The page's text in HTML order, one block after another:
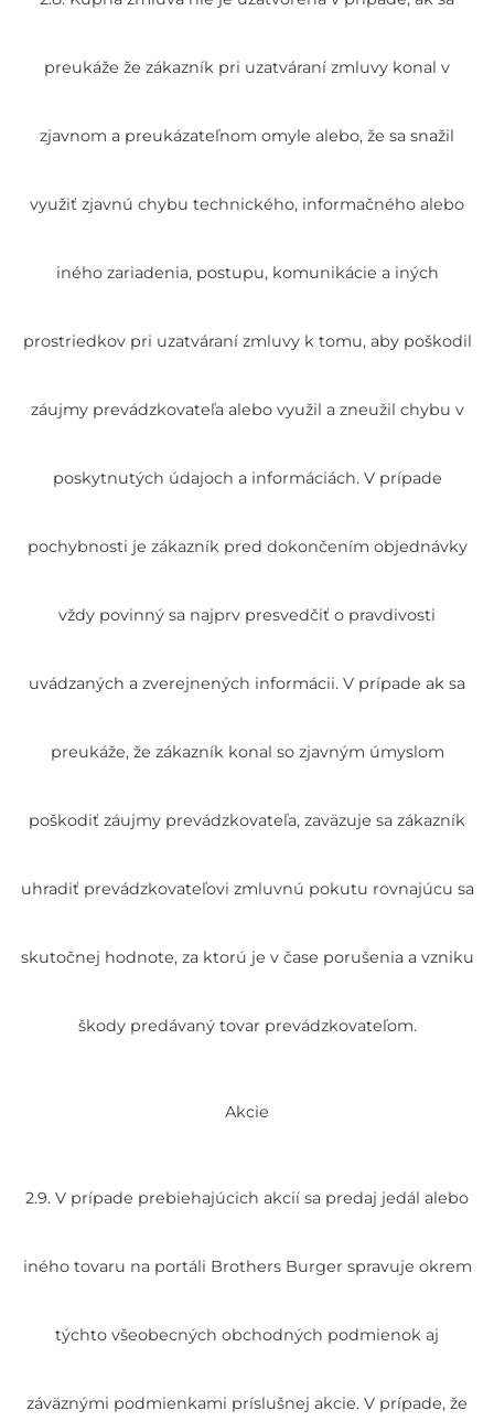
preukáže že zákazník pri uzatváraní zmluvy konal v
zjavnom a preukázateľnom omyle alebo, že sa snažil
využiť zjavnú chybu technického, informačného alebo
iného zariadenia, postupu, komunikácie a iných
prostriedkov pri uzatváraní zmluvy k tomu, aby poškodil
záujmy prevádzkovateľa alebo využil a zneužil chybu v
poskytnutých údajoch a informáciách. V prípade
pochybnosti je zákazník pred dokončením objednávky
vždy povinný sa najprv presvedčiť o pravdivosti
uvádzaných a zverejnených informácii. V prípade ak sa
preukáže, že zákazník konal so zjavným úmyslom
poškodiť záujmy prevádzkovateľa, zaväzuje sa zákazník
uhradiť prevádzkovateľovi zmluvnú pokutu rovnajúcu sa
skutočnej hodnote, za ktorú je v čase porušenia a vzniku
škody predávaný tovar prevádzkovateľom.
Akcie
2.9. V prípade prebiehajúcich akcií sa predaj jedál alebo
iného tovaru na portáli Brothers Burger spravuje okrem
týchto všeobecných obchodných podmienok aj
záväznými podmienkami príslušnej akcie. V prípade, že